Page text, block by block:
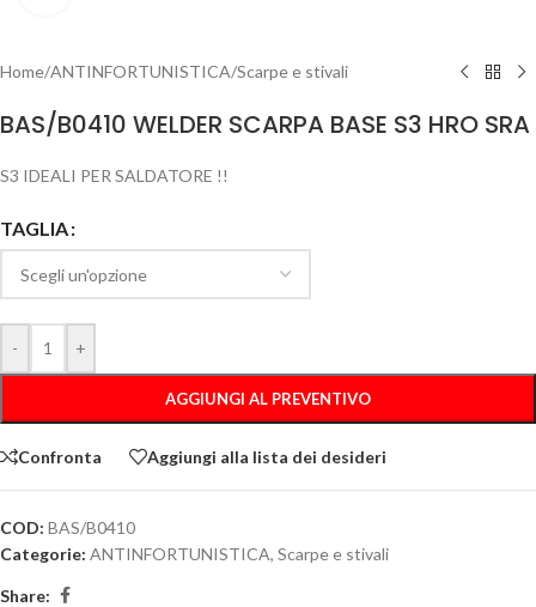
Home/ANTINFORTUNISTICA/Scarpe e stivali
BAS/B0410 WELDER SCARPA BASE S3 HRO SRA
S3 IDEALI PER SALDATORE !!
TAGLIA
- +
AGGIUNGI AL PREVENTIVO
Confronta Aggiungi alla lista dei desideri
COD: BAS/B0410
Categorie: ANTINFORTUNISTICA, Scarpe e stivali
Share: